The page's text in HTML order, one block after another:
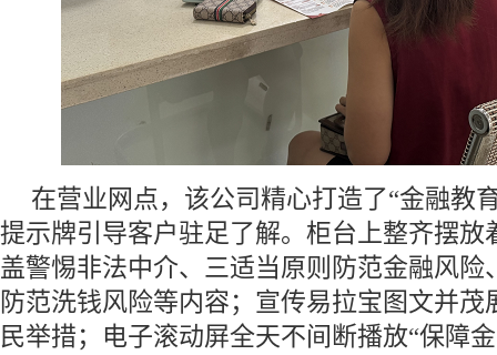
在营业网点，该公司精心打造了“金融教
提示牌引导客户驻足了解。柜台上整齐摆放
盖警惕非法中介、三适当原则防范金融风险
防范洗钱风险等内容；宣传易拉宝图文并茂
民举措；电子滚动屏全天不间断播放“保障